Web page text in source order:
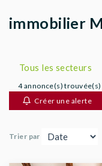
BIENS
AGENCES
immobilier
Tous les secteurs
4 annonce(s) trouvée(s)
Créer une alerte
Trier par